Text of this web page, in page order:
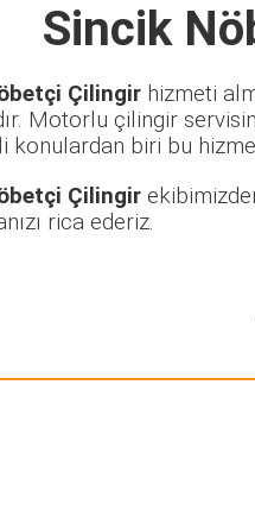
Sincik
Çilingir hizmeti
Motorlu çilingir
konulardan biri bu
Çilingir
rica ederiz.